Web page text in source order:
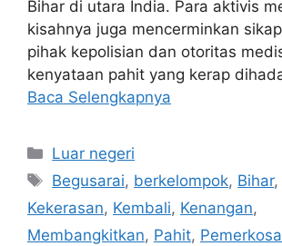
Bihar di utara India. Para aktivis
kisahnya juga mencerminkan
pihak kepolisian dan otoritas
kenyataan pahit yang kerap
Baca Selengkapnya
Kategori
Luar negeri
Tag
Begusarai, berkelompok, Bihar,
Kekerasan, Kembali, Kenangan,
Membangkitkan, Pahit,